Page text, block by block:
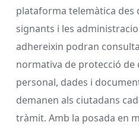
plataforma telemàtica des
signants i les
adhereixin podran
normativa de protecció de
personal, dades i
demanen als ciutadans
tràmit. Amb la posada en